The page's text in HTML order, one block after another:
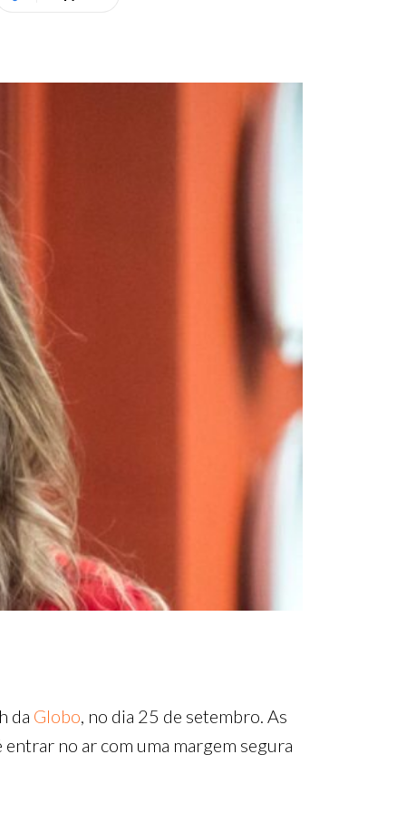
da Globo, no dia 25 de setembro. As
no ar com uma margem segura